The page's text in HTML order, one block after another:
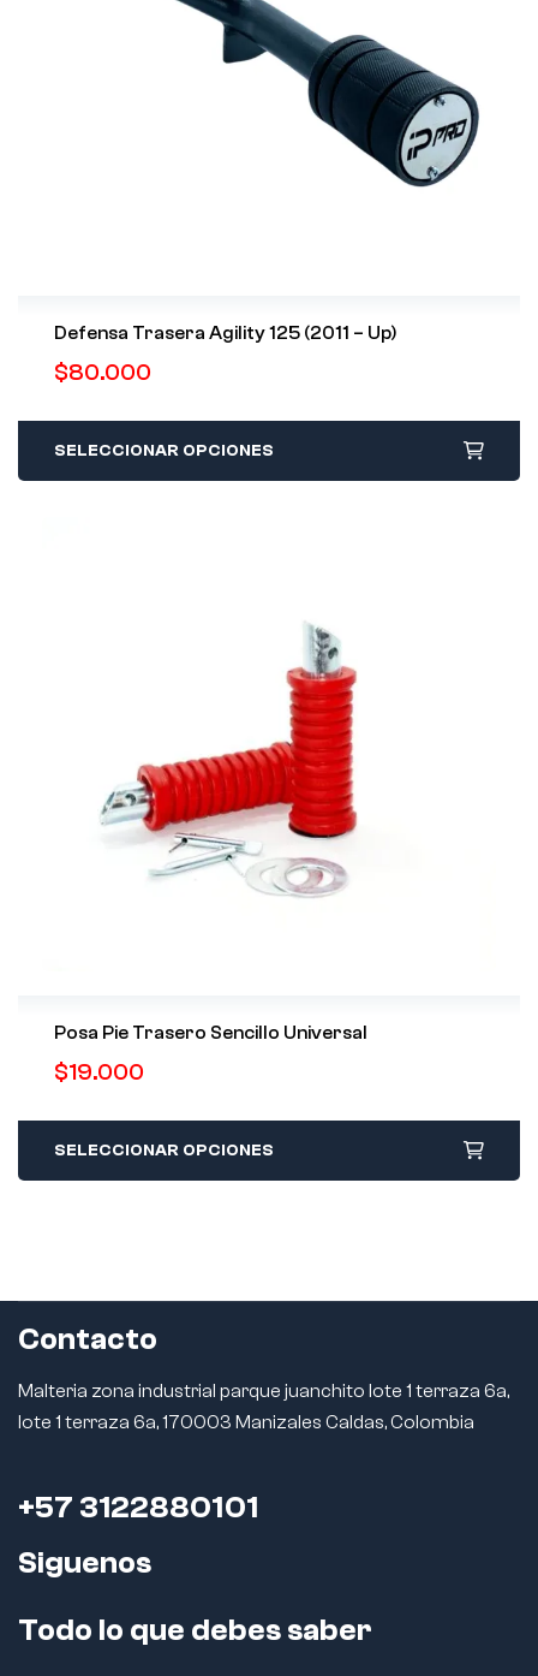
Defensa Trasera Agility 125 (2011 – Up)
$80.000
SELECCIONAR OPCIONES
Posa Pie Trasero Sencillo Universal
$19.000
SELECCIONAR OPCIONES
Contacto
Malteria zona industrial parque juanchito lote 1 terraza 6a,
lote 1 terraza 6a, 170003 Manizales Caldas, Colombia
+57 3122880101
Siguenos
Todo lo que debes saber